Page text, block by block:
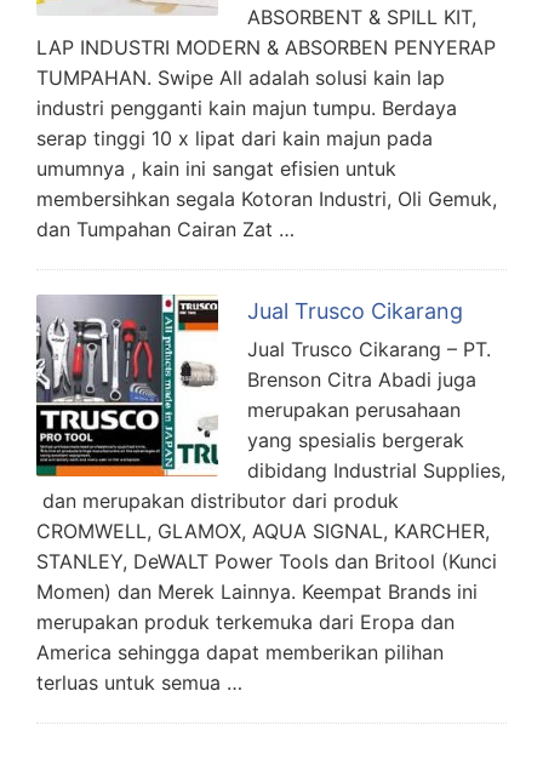
ABSORBENT & SPILL KIT,
LAP INDUSTRI MODERN & ABSORBEN PENYERAP
TUMPAHAN. Swipe All adalah solusi kain lap
industri pengganti kain majun tumpu. Berdaya
serap tinggi 10 x lipat dari kain majun pada
umumnya , kain ini sangat efisien untuk
membersihkan segala Kotoran Industri, Oli Gemuk,
dan Tumpahan Cairan Zat …
Jual Trusco Cikarang
Jual Trusco Cikarang – PT.
Brenson Citra Abadi juga
merupakan perusahaan
yang spesialis bergerak
dibidang Industrial Supplies,
dan merupakan distributor dari produk
CROMWELL, GLAMOX, AQUA SIGNAL, KARCHER,
STANLEY, DeWALT Power Tools dan Britool (Kunci
Momen) dan Merek Lainnya. Keempat Brands ini
merupakan produk terkemuka dari Eropa dan
America sehingga dapat memberikan pilihan
terluas untuk semua …